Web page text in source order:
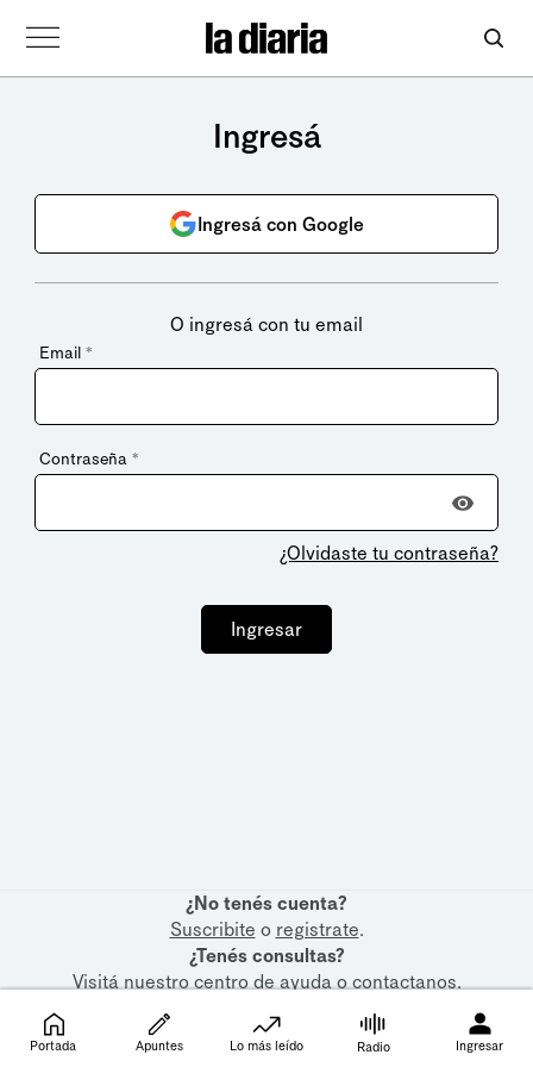
Ingresá
Ingresá con Google
O ingresá con tu email
Email *
Contraseña *
¿Olvidaste tu contraseña?
Ingresar
¿No tenés cuenta?
Suscribite o registrate.
¿Tenés consultas?
Visitá nuestrocentro de ayudaocontactanos.
Portada Apuntes Lo más leído Radio Ingresar